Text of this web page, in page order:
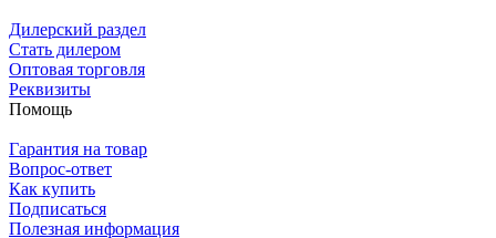
Дилерский раздел
Стать дилером
Оптовая торговля
Реквизиты
Помощь
Гарантия на товар
Вопрос-ответ
Как купить
Подписаться
Полезная информация